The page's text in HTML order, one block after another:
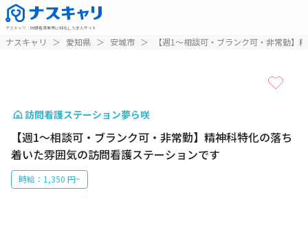
ナスキャリ ： 訪問看護業界に特化した求人サイト
ナスキャリ ＞ 愛知県 ＞ 安城市 ＞ 【週1～相談可・ブランク可・非常勤】
訪問看護ステーション夢ら咲
【週1～相談可・ブランク可・非常勤】精神科特化の落ち
着いた雰囲気の訪問看護ステーションです
時給：1,350 円~